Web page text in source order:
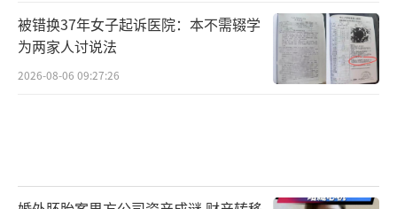
被错换37年女子起诉医院：本不需辍学
为两家人讨说法
2026-08-06 09:27:26